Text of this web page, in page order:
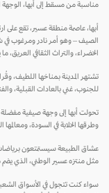
مناسبة من مسقط إلى أبها، الوجهة
أبها، عاصمة منطقة عسير، تقع على
الصيف – وهو أمر نادر ومرغوب في شبه
الخضراء، والتراث الثقافي العريق، ما
تشتهر المدينة بمناخها اللطيف،
للجنوب، غني بالعادات القبلية،
تحولت أبها إلى وجهة صيفية مفضلة
وطرقها الخلابة في السودة، ومعالمها
عشاق الطبيعة سيستمتعون برياضات
مثل منتزه عسير الوطني، الذي يضم
سواء كنت تتجول في الأسواق الشعبية